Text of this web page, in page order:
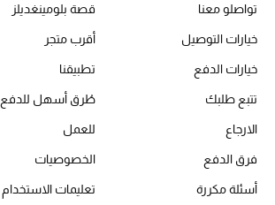
الأكثر مبيعاً
مكتشف العطور
المكياج
تواصلو معنا
خيارات التوصيل
خيارات الدفع
تتبع طلبك
الارجاع
فرق الدفع
أسئلة مكررة
قصة بلومينغديلز
أقرب متجر
تطبيقنا
طُرق أسهل للدفع
للعمل
الخصوصيات
تعليمات الاستخدام